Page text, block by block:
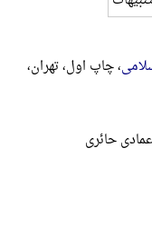
، چاپ اول، تهران،
حائری